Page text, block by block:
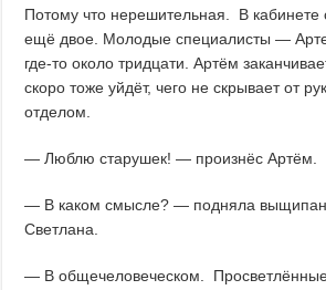
Потому что нерешительная. В кабинете
ещё двое. Молодые специалисты —
где-то около тридцати. Артём
скоро тоже уйдёт, чего не скрывает от
отделом.
— Люблю старушек! — произнёс Артём.
— В каком смысле? — подняла
Светлана.
— В общечеловеческом.